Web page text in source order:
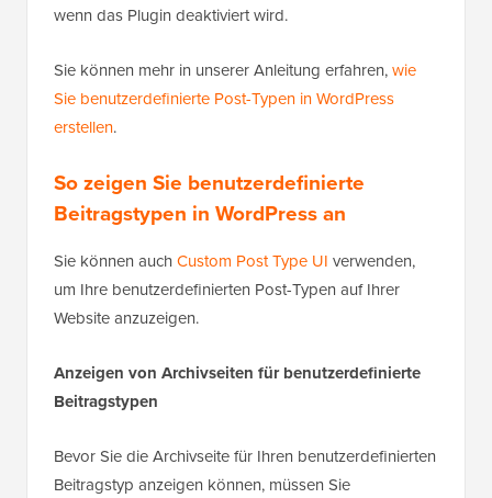
wenn das Plugin deaktiviert wird.
Sie können mehr in unserer Anleitung erfahren,wie
Sie benutzerdefinierte Post-Typen in WordPress
erstellen.
So zeigen Sie benutzerdefinierte
Beitragstypen in WordPress an
Sie können auchCustom Post Type UI verwenden,
um Ihre benutzerdefinierten Post-Typen auf Ihrer
Website anzuzeigen.
Anzeigen von Archivseiten für benutzerdefinierte
Beitragstypen
Bevor Sie die Archivseite für Ihren benutzerdefinierten
Beitragstyp anzeigen können, müssen Sie